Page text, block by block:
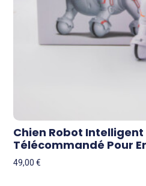
Chien Robot
Télécommandé Pour
49,00€